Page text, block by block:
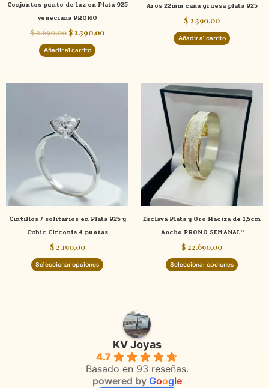
Conjuntos punto de luz en Plata 925
veneciana PROMO
$2.690,00 $2.390,00
Añadir al carrito
Aros 22mm caña gruesa plata 925
$ 2.390,00
Añadir al carrito
Cintillos / solitarios en Plata 925 y
Cubic Circonia 4 puntas
$2.190,00
Seleccionar opciones
se
elegir
en
la
de
Esclava Plata y Oro Maciza de 1,5cm
Ancho PROMO SEMANAL!!
$ 22.690,00
Seleccionar opciones
Este
tiene
Las
se
pueden
elegir
en
la
de
KV Joyas
4.7
Basado en 93 reseñas.
powered by Google